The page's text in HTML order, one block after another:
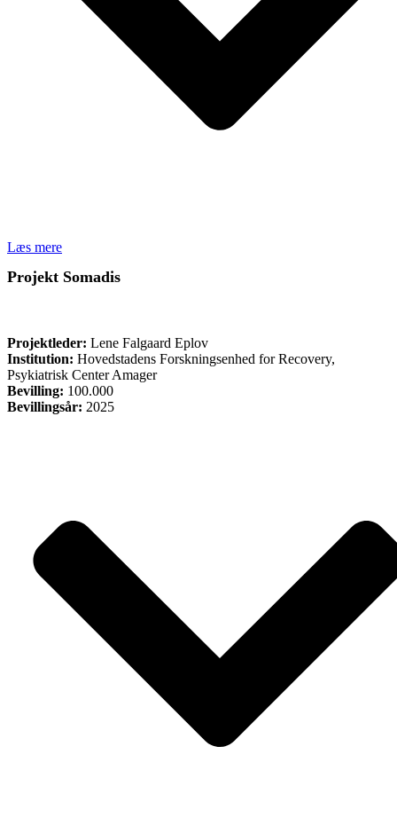
Læs mere
Projekt Somadis
Projektleder: Lene Falgaard Eplov
Institution: Hovedstadens Forskningsenhed for Recovery,
Psykiatrisk Center Amager
Bevilling: 100.000
Bevillingsår: 2025